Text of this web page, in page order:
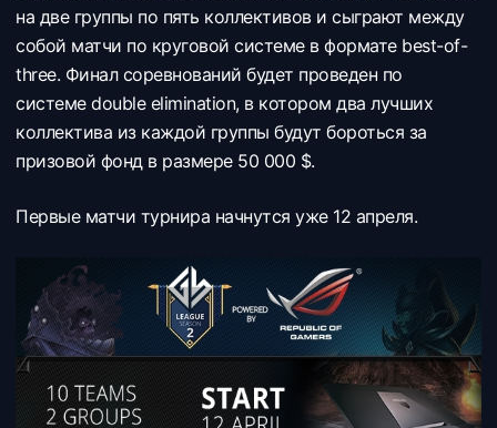
на две группы по пять коллективов и сыграют между
собой матчи по круговой системе в формате best-of-
three. Финал соревнований будет проведен по
системе double elimination, в котором два лучших
коллектива из каждой группы будут бороться за
призовой фонд в размере 50 000 $.
Первые матчи турнира начнутся уже 12 апреля.